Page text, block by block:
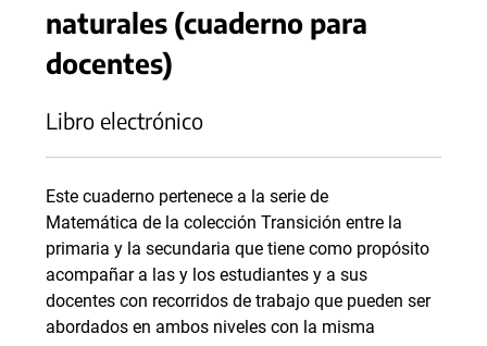
naturales (cuaderno para
docentes)
Libro electrónico
Este cuaderno pertenece a la serie de
Matemática de la colección Transición entre la
primaria y la secundaria que tiene como propósito
acompañar a las y los estudiantes y a sus
docentes con recorridos de trabajo que pueden ser
abordados en ambos niveles con la misma